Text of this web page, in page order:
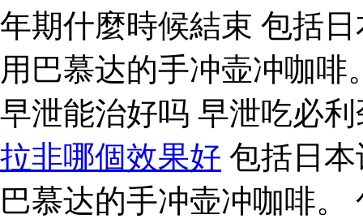
年期什麼時候結束 包括
用巴慕达的手冲壶冲咖啡
早泄能治好吗 早泄吃必
拉非哪個效果好 包括日
巴慕达的手冲壶冲咖啡